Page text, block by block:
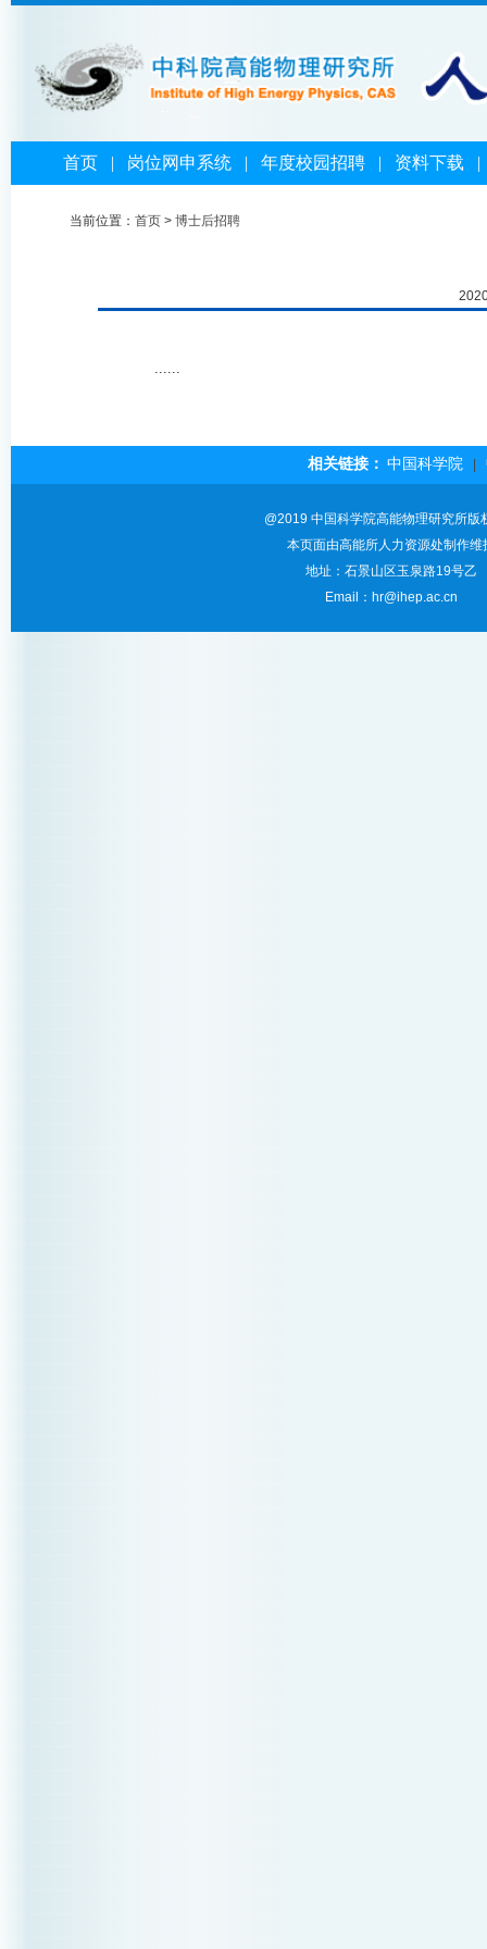
首页| 岗位网申系统| 年度校园招聘| 资料下载
当前位置： 首页 > 博士后招聘
......
相关链接： 中国科学院
@2019 中国科学院高能物理研究所版
本页面由高能所人力资源处制作维
地址：石景山区玉泉路19号乙
Email：hr@ihep.ac.cn